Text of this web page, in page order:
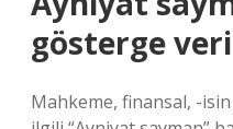
gösterge
Mahkeme, finansal, -